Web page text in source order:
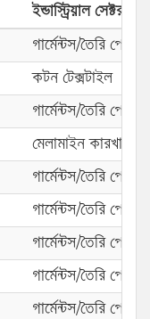
ইন্ডাস্ট্রিয়াল সেক্টর
গার্মেন্টস/তৈরি
কটন টেক্সটাইল
গার্মেন্টস/তৈরি
মেলামাইন কারখানা
গার্মেন্টস/তৈরি
গার্মেন্টস/তৈরি
গার্মেন্টস/তৈরি
গার্মেন্টস/তৈরি
গার্মেন্টস/তৈরি